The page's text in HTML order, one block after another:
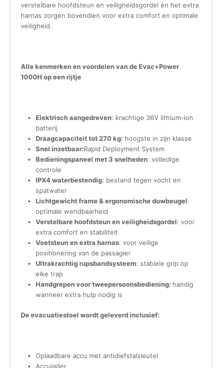
verstelbare hoofdsteun en veiligheidsgordel én het extra
harnas zorgen bovendien voor extra comfort en optimale
veiligheid.
Alle kenmerken en voordelen van de Evac+Power
1000H op een rijtje
Elektrisch aangedreven: krachtige 36V lithium-ion
batterij
Draagcapaciteit tot 270 kg: hoogste in zijn klasse
Snel inzetbaar:Rapid Deployment System
Bedieningspaneel met 3 snelheden: volledige
controle
IPX4 waterbestendig: bestand tegen vocht en
spatwater
Lichtgewicht frame & ergonomische duwbeugel:
optimale wendbaarheid
Verstelbare hoofdsteun en veiligheidsgordel: voor
extra comfort en stabiliteit
Voetsteun en extra harnas: voor veilige
positionering van de passagier
Ultrakrachtig rupsbandsysteem: stabiele grip op
elke trap
Handgrepen voor tweepersoonsbediening: handig
wanneer extra hulp nodig is
De evacuatiestoel wordt geleverd inclusief:
Oplaadbare accu met antidiefstalsleutel
Acculader